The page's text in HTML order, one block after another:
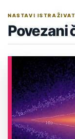
NASTAVI
Povezani